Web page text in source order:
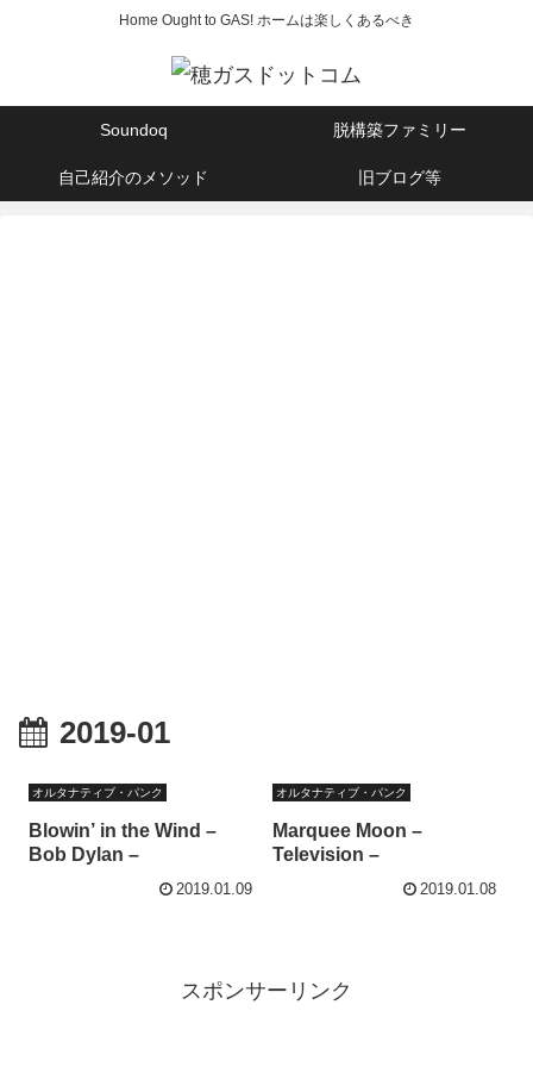
Home Ought to GAS! ホームは楽しくあるべき
Soundoq 脱構築ファミリー
自己紹介のメソッド 旧ブログ等
2019-01
オルタナティブ・パンク
Blowin’ in the Wind –
Bob Dylan –
2019.01.09
オルタナティブ・パンク
Marquee Moon –
Television –
2019.01.08
スポンサーリンク